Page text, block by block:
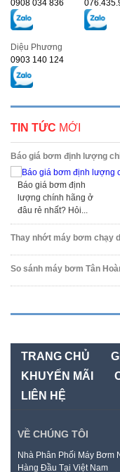
0908 034 836
Diệu Phương
0903 140 124
TIN TỨC MỚI
Báo giá bơm định lượng
Báo giá bơm định
lượng chính hãng ở
đâu rẻ nhất? Hỏi...
Thay nhớt máy bơm chạy
So sánh máy bơm Tân
TRANG CHỦ
KHUYẾN MÃI
LIÊN HỆ
VỀ CHÚNG TÔI
Nhà Phân Phối Máy Bơm
Hàng Đầu Tại Việt Nam